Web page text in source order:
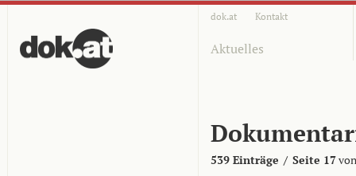
dok.at Kontakt
Aktuelles
539 Einträge / Seite 17